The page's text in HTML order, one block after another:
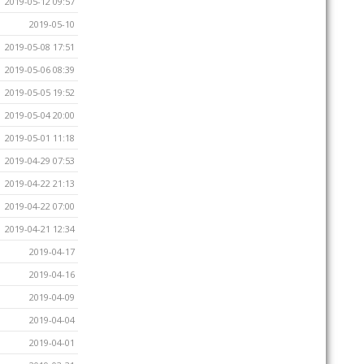
2019-05-10
2019-05-08 17:51
2019-05-06 08:39
2019-05-05 19:52
2019-05-04 20:00
2019-05-01 11:18
2019-04-29 07:53
2019-04-22 21:13
2019-04-22 07:00
2019-04-21 12:34
2019-04-17
2019-04-16
2019-04-09
2019-04-04
2019-04-01